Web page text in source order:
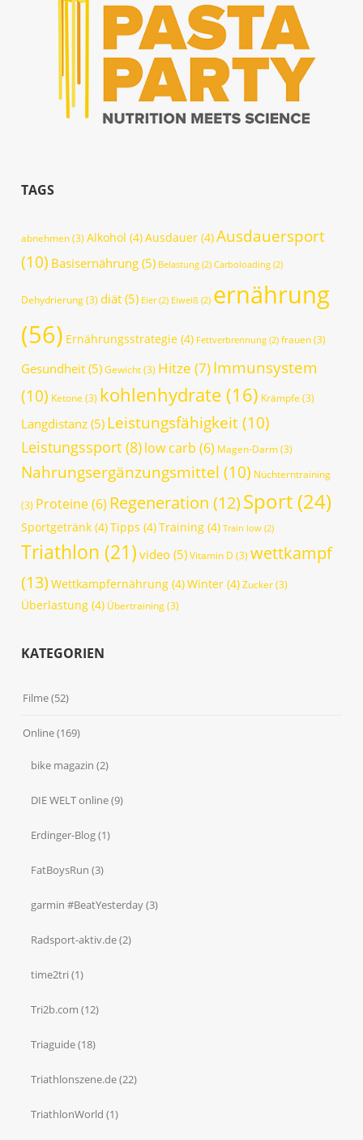
TAGS
abnehmen(3) Alkohol (4)Ausdauer (4)Ausdauersport
(10) Basisernährung (5) Belastung (2) Carboloading (2)
Dehydrierung(3) diät (5) Eier(2) Eiweiß (2) ernährung
(56) Ernährungsstrategie (4) Fettverbrennung (2) frauen(3)
Gesundheit (5)Gewicht(3) Hitze (7)Immunsystem
(10) Ketone (3) kohlenhydrate (16) Krämpfe (3)
Langdistanz (5) Leistungsfähigkeit(10)
Leistungssport (8)low carb (6) Magen-Darm(3)
Nahrungsergänzungsmittel (10) Nüchterntraining
(3) Proteine(6) Regeneration (12)Sport (24)
Sportgetränk (4)Tipps (4)Training (4) Train low (2)
Triathlon (21) video (5)Vitamin D (3) wettkampf
(13)Wettkampfernährung (4)Winter (4)Zucker(3)
Überlastung (4) Übertraining(3)
KATEGORIEN
Filme(52)
Online(169)
bike magazin (2)
DIE WELT online(9)
Erdinger-Blog(1)
FatBoysRun (3)
garmin #BeatYesterday(3)
Radsport-aktiv.de(2)
time2tri (1)
Tri2b.com (12)
Triaguide(18)
Triathlonszene.de(22)
TriathlonWorld (1)